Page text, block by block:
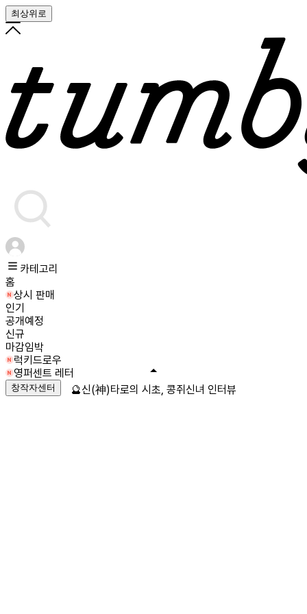
최상위로
카테고리
홈
상시 판매
인기
공개예정
신규
마감임박
럭키드로우
영퍼센트 레터
창작자센터 🔮신(神)타로의 시초, 콩쥐신녀 인터뷰